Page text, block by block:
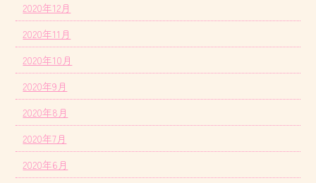
2020年12月
2020年11月
2020年10月
2020年9月
2020年8月
2020年7月
2020年6月